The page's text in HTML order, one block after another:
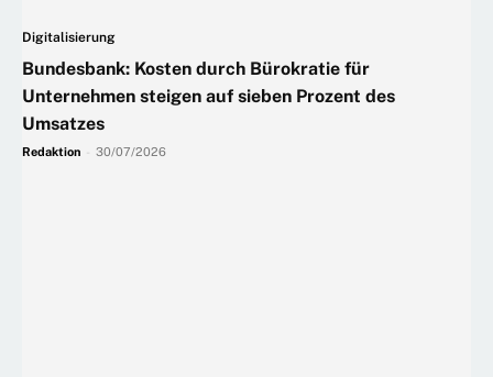
Digitalisierung
Bundesbank: Kosten durch Bürokratie für
Unternehmen steigen auf sieben Prozent des
Umsatzes
Redaktion 30/07/2026